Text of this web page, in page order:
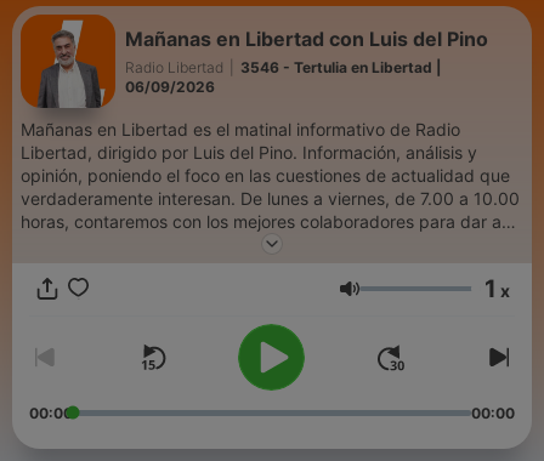
Mañanas en Libertad con Luis del Pino
Radio Libertad
3546 - Tertulia en Libertad |
06/09/2026
Mañanas en Libertad es el matinal informativo de Radio
Libertad, dirigido por Luis del Pino. Información, análisis y
opinión, poniendo el foco en las cuestiones de actualidad que
verdaderamente interesan. De lunes a viernes, de 7.00 a 10.00
horas, contaremos con los mejores colaboradores para dar a
conocer las últimas informaciones sobre política, economía,
debate. Escucha Mañanas en Libertad. Correo electrónico de
Volume 1 x
00:00 00:00